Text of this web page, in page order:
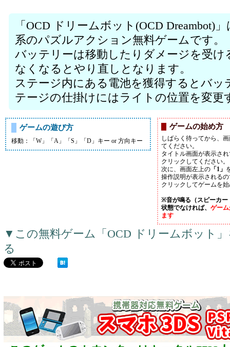
「OCD ドリームボット(OCD Dreambot)
系のパズルアクション無料ゲームです。
バッテリーは移動したりダメージを受
なくなるとやり直しとなります。
ステージ内にある電池を獲得するとバッ
テージの仕掛けにはライトの位置を変
ゲームの遊び方
移動：「W」「A」「S」「D」キー or 方向キー
ゲームの始め方
しばらく待ってから、
てください。
タイトル画面が表示さ
クリックしてください。
次に、画面左上の 「1」
操作説明が表示される
クリックしてゲームを
※音が鳴る（スピーカー
状態でなければ、 ゲー
ます
▼この無料ゲーム「OCD ドリームボット
る